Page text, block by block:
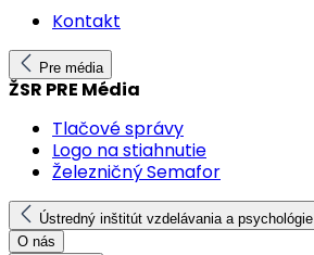
Kontakt
Pre média
ŽSR PRE Média
Tlačové správy
Logo na stiahnutie
Železničný Semafor
Ústredný inštitút vzdelávania a psychológie
O nás